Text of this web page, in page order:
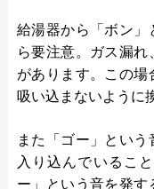
給湯器から「ボン」
ら要注意。ガス漏
があります。この場
吸い込まないように
また「ゴー」とい
入り込んでいるこ
ー」という音を発